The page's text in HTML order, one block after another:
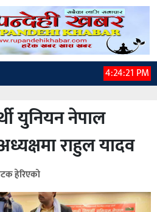
4:24:22 PM
युनियन नेपाल
राहुल यादव
हेरिएको